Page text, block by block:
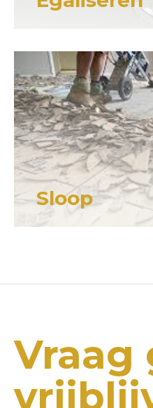
Sloop
Vraag